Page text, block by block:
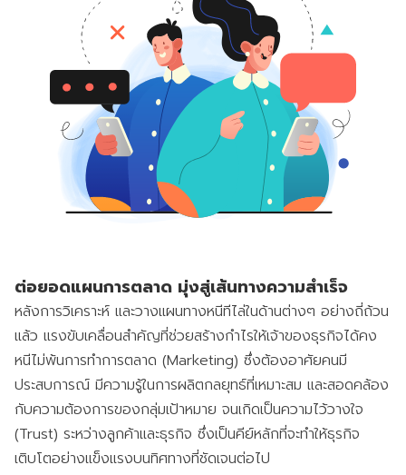
ต่อยอดแผนการตลาด มุ่งสู่เส้นทางความสำเร็จ
หลังการวิเคราะห์ และวางแผนทางหนีทีไล่ในด้านต่างๆ อย่างถี่ถ้วน
แล้ว แรงขับเคลื่อนสำคัญที่ช่วยสร้างกำไรให้เจ้าของธุรกิจได้คง
หนีไม่พ้นการทำการตลาด (Marketing) ซึ่งต้องอาศัยคนมี
ประสบการณ์ มีความรู้ในการผลิตกลยุทธ์ที่เหมาะสม และสอดคล้อง
กับความต้องการของกลุ่มเป้าหมาย จนเกิดเป็นความไว้วางใจ
(Trust) ระหว่างลูกค้าและธุรกิจ ซึ่งเป็นคีย์หลักที่จะทำให้ธุรกิจ
เติบโตอย่างแข็งแรงบนทิศทางที่ชัดเจนต่อไป